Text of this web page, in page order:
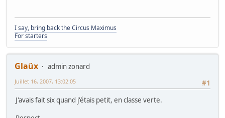
I say, bring back the Circus Maximus
For starters
Glaüx
admin zonard
#1
Juillet 16, 2007, 13:02:05
J'avais fait six quand j'étais petit, en classe verte.